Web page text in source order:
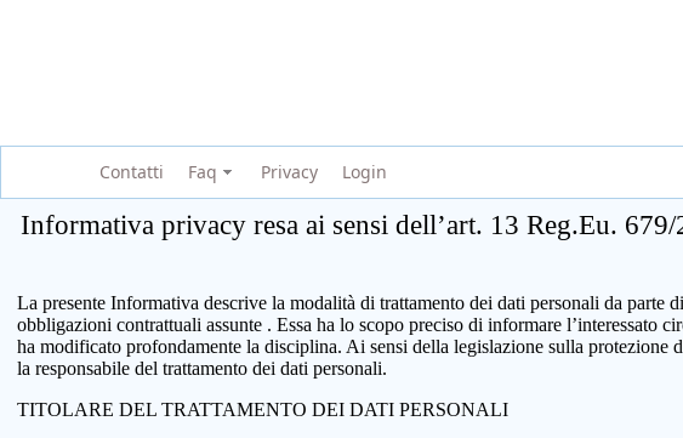
Contatti Faq Privacy Login
Informativa privacy resa ai sensi dell’art. 13 Reg.Eu. 679/
La presente Informativa descrive la modalità di trattamento dei dati personali da
obbligazioni contrattuali assunte . Essa ha lo scopo preciso di informare l’interessato
ha modificato profondamente la disciplina. Ai sensi della legislazione sulla
la responsabile del trattamento dei dati personali.
TITOLARE DEL TRATTAMENTO DEI DATI PERSONALI